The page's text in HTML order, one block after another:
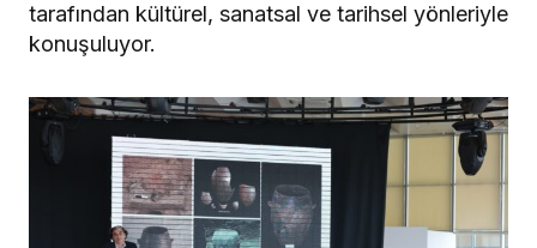
tarafından kültürel, sanatsal ve tarihsel yönleriyle
konuşuluyor.